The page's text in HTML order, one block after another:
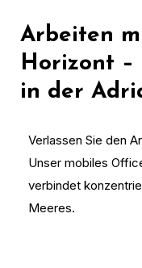
Arbeiten
Horizont –
in der
Verlassen Sie den
Unser mobiles
verbindet
Meeres.